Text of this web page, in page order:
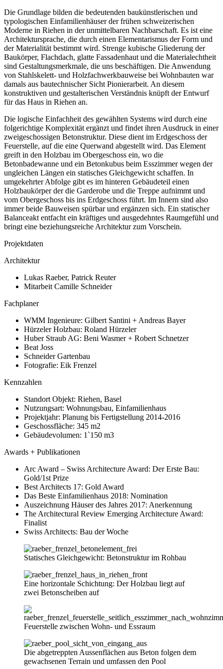
Die Grundlage bilden die bedeutenden baukünstlerischen und
typologischen Einfamilienhäuser der frühen schweizerischen
Moderne in Riehen in der unmittelbaren Nachbarschaft. Es ist eine
Architektursprache, die durch einen Elementarismus der Form und
der Materialität bestimmt wird. Strenge kubische Gliederung der
Baukörper, Flachdach, glatte Fassadenhaut und die Materialechtheit
sind Gestaltungsmerkmale, die uns beschäftigen. Die Anwendung
von Stahlskelett- und Holzfachwerkbauweise bei Wohnbauten war
damals aus bautechnischer Sicht Pionierarbeit. An diesem
konstruktiven und gestalterischen Verständnis knüpft der Entwurf
für das Haus in Riehen an.
Die logische Einfachheit des gewählten Systems wird durch eine
folgerichtige Komplexität ergänzt und findet ihren Ausdruck in einer
zweigeschossigen Betonstruktur. Diese dient im Erdgeschoss der
Feuerstelle, auf die eine Querwand abgestellt wird. Das Element
greift in den Holzbau im Obergeschoss ein, wo die
Betonbadewanne und ein Betonkubus beim Esszimmer wegen der
ungleichen Längen ein statisches Gleichgewicht schaffen. In
umgekehrter Abfolge gibt es im hinteren Gebäudeteil einen
Holzbaukörper der die Garderobe und die Treppe aufnimmt und
vom Obergeschoss bis ins Erdgeschoss führt. Im Innern sind also
immer beide Bauweisen spürbar und ergänzen sich. Ein statischer
Balanceakt entfacht ein kräftiges und ausgedehntes Raumgefühl und
bringt eine beziehungsreiche Architektur zum Vorschein.
Projektdaten
Architektur
Lukas Raeber, Patrick Reuter
Mitarbeit Camille Schneider
Fachplaner
WMM Ingenieure: Gilbert Santini + Andreas Bayer
Hürzeler Holzbau: Roland Hürzeler
Huber Straub AG: Beni Wasmer + Robert Schnetzer
Beat Joss
Schneider Gartenbau
Fotografie: Eik Frenzel
Kennzahlen
Standort Objekt: Riehen, Basel
Nutzungsart: Wohnungsbau, Einfamilienhaus
Projektjahr: Planung bis Fertigstellung 2014-2016
Geschossfläche: 345 m2
Gebäudevolumen: 1`150 m3
Awards + Publikationen
Arc Award – Swiss Architecture Award: Der Erste Bau:
Gold/1st Prize
Best Architects 17: Gold Award
Das Beste Einfamilienhaus 2018: Nomination
Auszeichnung Häuser des Jahres 2017: Anerkennung
The Architectural Review Emerging Architecture Award:
Finalist
Swiss Architects: Bau der Woche
Statisches Gleichgewicht: Betonstruktur im Rohbau
Eine horizontale Schichtung: Der Holzbau liegt auf
zwei Betonscheiben auf
Feuerstelle zwischen Wohn- und Essraum
Die abgetreppten Aussenflächen aus Beton folgen dem
gewachsenen Terrain und umfassen den Pool